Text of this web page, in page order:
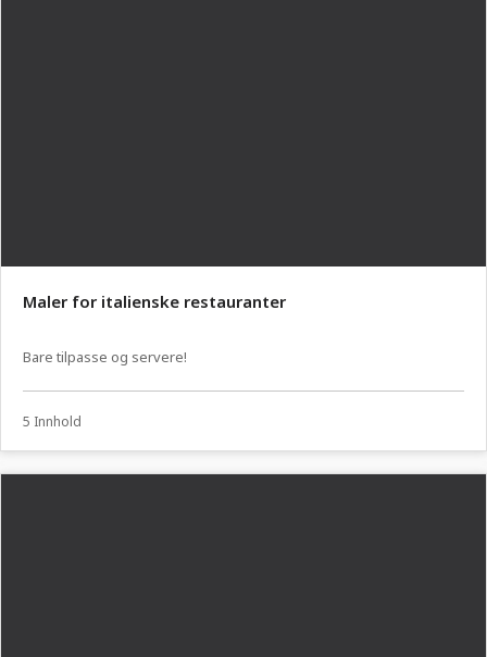
Maler for italienske restauranter
Bare tilpasse og servere!
5 Innhold